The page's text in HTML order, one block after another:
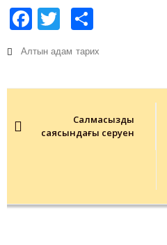
Facebook
Twitter
Алтын адам тарих
navigationСалмақсыздық
саясындағы серуен